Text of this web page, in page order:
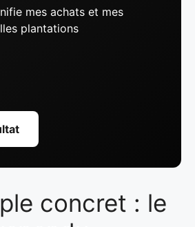
mes achats et mes
plantations
concret : le